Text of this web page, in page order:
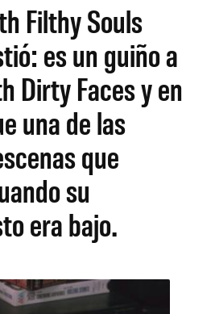
Filthy Souls
es un guiño a
Dirty Faces y en
una de las
que
su
era bajo.